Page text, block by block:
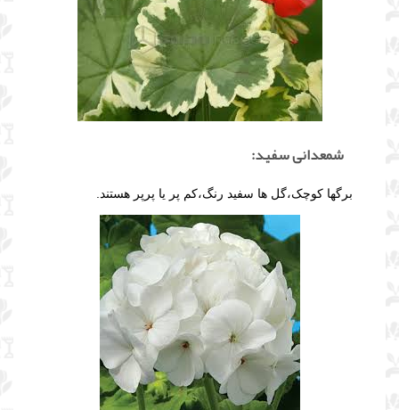
شمعدانی سفید:
برگها کوچک،گل ها سفید رنگ،کم پر یا پرپر هستند.